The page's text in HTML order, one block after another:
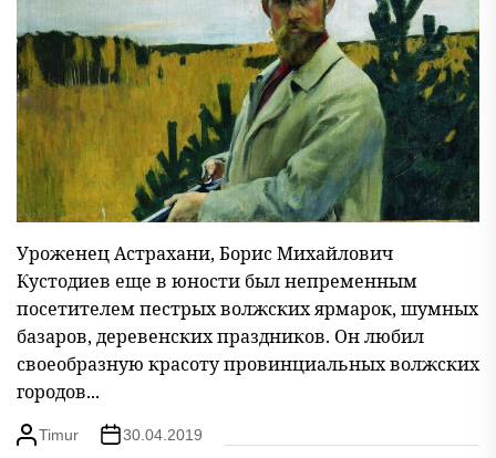
Уроженец Астрахани, Борис Михайлович
Кустодиев еще в юности был непременным
посетителем пестрых волжских ярмарок, шумных
базаров, деревенских праздников. Он любил
своеобразную красоту провинциальных волжских
городов...
Timur 30.04.2019